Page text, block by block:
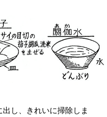
し、きれいに掃除しま